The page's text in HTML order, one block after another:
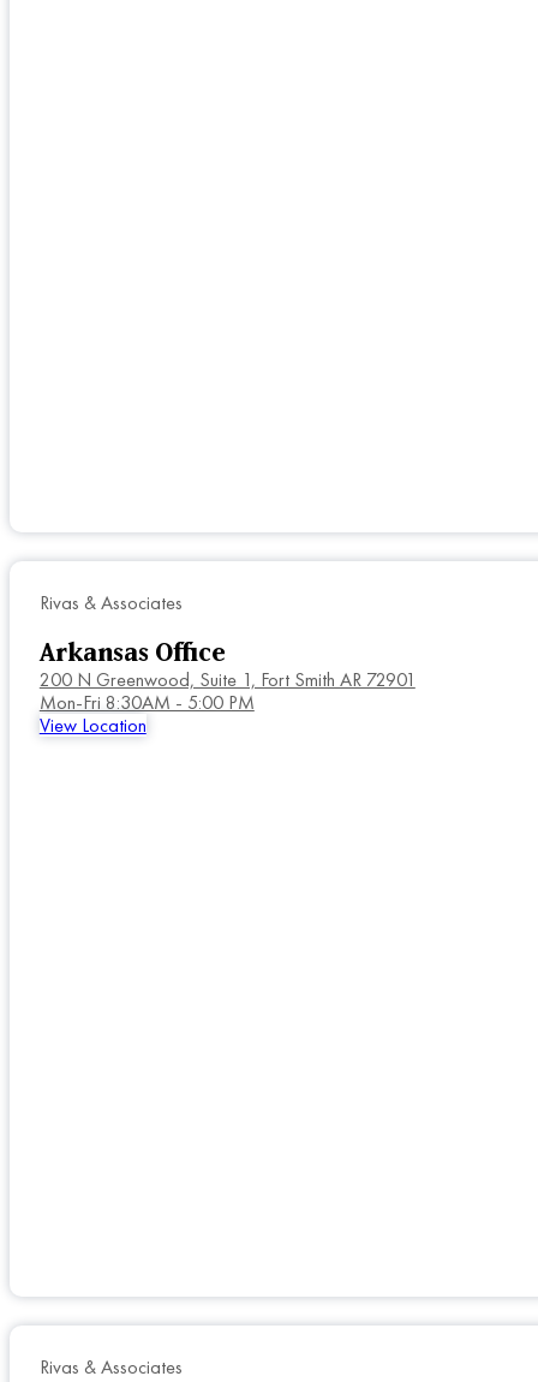
Rivas & Associates
Arkansas Office
200 N Greenwood, Suite 1, Fort Smith AR 72901
Mon-Fri 8:30AM - 5:00 PM
View Location
Rivas & Associates